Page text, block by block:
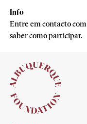
Info
Entre em contacto com
saber como participar.